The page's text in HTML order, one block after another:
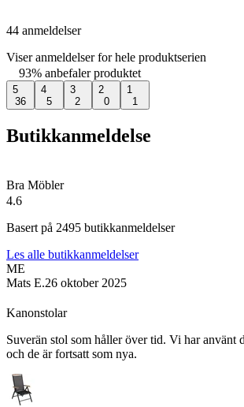
44 anmeldelser
Viser anmeldelser for hele produktserien
93% anbefaler produktet
5
36
4
5
3
2
2
0
1
1
Butikkanmeldelse
Bra Möbler
4.6
Basert på 2495 butikkanmeldelser
Les alle butikkanmeldelser
ME
Mats E.26 oktober 2025
Kanonstolar
Suverän stol som håller över tid. Vi har använt
och de är fortsatt som nya.